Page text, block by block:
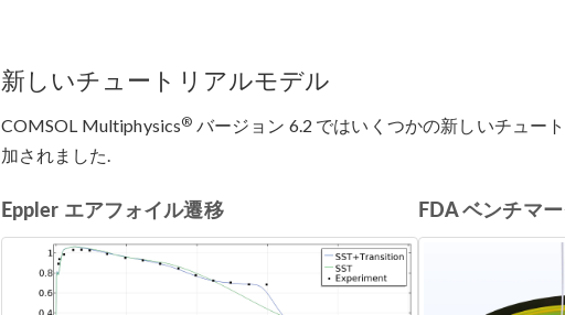
新しいチュートリアルモデル
COMSOL Multiphysics® バージョン 6.2 ではいくつかの新しいチュー
加されました.
Eppler エアフォイル遷移 FDA ベンチマ